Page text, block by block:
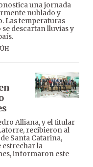
una jornada
nublado y
Las temperaturas
se descartan lluvias y
Alliana, y el titular
recibieron al
Santa Catarina,
estrechar la
informaron este